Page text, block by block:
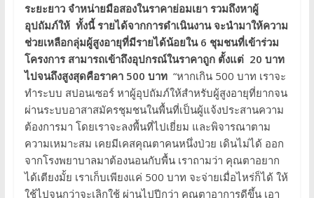
ระยะยาว จำหน่ายมือสองในราคาย่อมเยา รวมถึงหาผู้
อุปถัมภ์ให้ ทั้งนี้ รายได้จากการดำเนินงาน จะนำมาให้ความ
ช่วยเหลือกลุ่มผู้สูงอายุที่มีรายได้น้อยใน 6 ชุมชนที่เข้าร่วม
โครงการ สามารถเข้าถึงอุปกรณ์ในราคาถูก ตั้งแต่ 20 บาท
ไปจนถึงสูงสุดคือราคา 500 บาท “หากเกิน 500 บาท เราจะ
ทำระบบ สปอนเซอร์ หาผู้อุปถัมภ์ให้สำหรับผู้สูงอายุที่ยากจน
ผ่านระบบอาสาสมัครชุมชนในพื้นที่เป็นผู้แจ้งประสานความ
ต้องการมา โดยเราจะลงพื้นที่ไปเยี่ยม และพิจารณาตาม
ความเหมาะสม เคยมีเคสคุณตาคนหนึ่งป่วย เดินไม่ได้ ออก
จากโรงพยาบาลมาต้องนอนกับพื้น เราถามว่า คุณตาอยาก
ได้เตียงมั้ย เราเก็บเพียงแค่ 500 บาท จะจ่ายเมื่อไหร่ก็ได้ ให้
ใช้ไปจนกว่าจะเลิกใช้ ผ่านไปปีกว่า คุณตาอาการดีขึ้น เอา